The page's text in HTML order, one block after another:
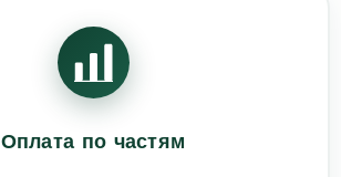
Оплата по частям